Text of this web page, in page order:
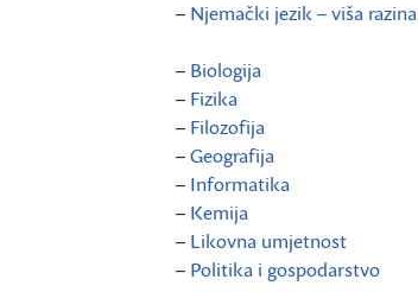
– Njemački jezik – viša razina
– Biologija
– Fizika
– Filozofija
–Geografija
– Informatika
– Kemija
– Likovna umjetnost
– Politika i gospodarstvo